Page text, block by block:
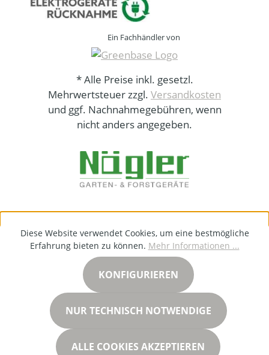
Ein Fachhändler von
* Alle Preise inkl. gesetzl.
Mehrwertsteuer zzgl. Versandkosten
und ggf. Nachnahmegebühren, wenn
nicht anders angegeben.
Diese Website verwendet Cookies, um eine bestmögliche
Erfahrung bieten zu können. Mehr Informationen ...
NUR TECHNISCH NOTWENDIGE
KONFIGURIEREN
ALLE COOKIES AKZEPTIEREN